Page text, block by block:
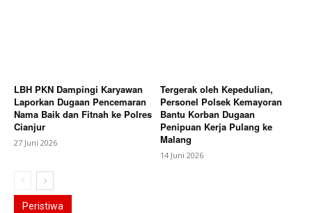
LBH PKN Dampingi Karyawan
Laporkan Dugaan Pencemaran
Nama Baik dan Fitnah ke Polres
Cianjur
27 Juni 2026
Tergerak oleh Kepedulian,
Personel Polsek Kemayoran
Bantu Korban Dugaan
Penipuan Kerja Pulang ke
Malang
14 Juni 2026
Peristiwa